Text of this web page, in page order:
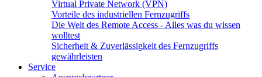
Virtual Private Network (VPN)
Vorteile des industriellen Fernzugriffs
Die Welt des Remote Access - Alles was du wissen
wolltest
Sicherheit & Zuverlässigkeit des Fernzugriffs
gewährleisten
Service